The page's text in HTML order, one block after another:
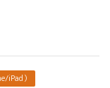
iPad）